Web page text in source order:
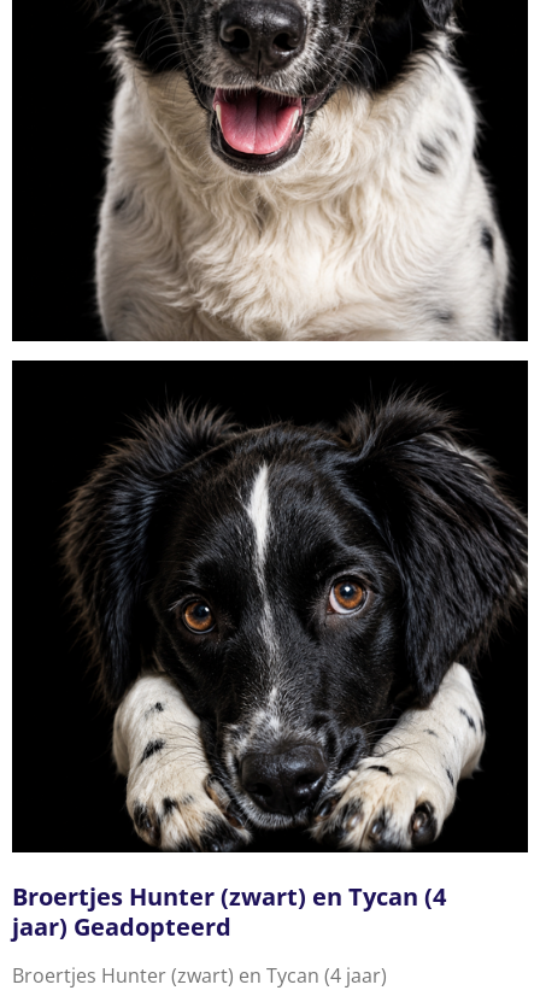
Broertjes Hunter (zwart) en Tycan (4
jaar) Geadopteerd
Broertjes Hunter (zwart) en Tycan (4 jaar)